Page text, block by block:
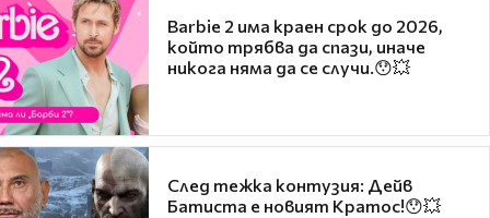
Barbie 2 има краен срок до 2026,
който трябва да спази, иначе
никога няма да се случи.😯💥
След тежка контузия: Дейв
Батиста е новият Кратос!😯💥